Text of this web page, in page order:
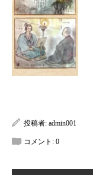
投稿者: admin001
コメント: 0